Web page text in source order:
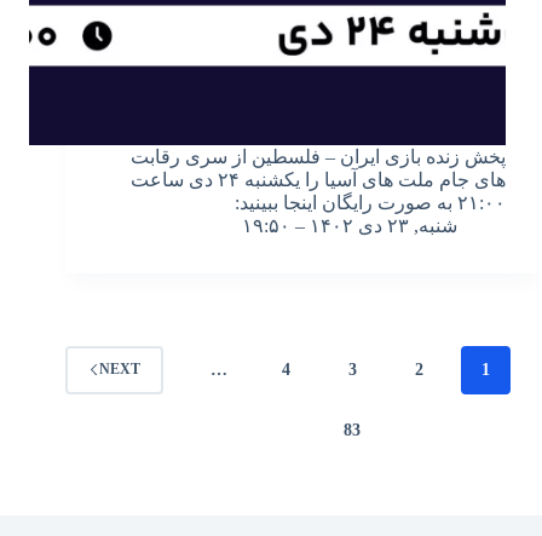
پخش زنده بازی ایران – فلسطین از سری رقابت
های جام ملت های آسیا را یکشنبه ۲۴ دی ساعت
۲۱:۰۰ به صورت رایگان اینجا ببینید:
شنبه, ۲۳ دی ۱۴۰۲ – ۱۹:۵۰
1
2
3
4
…
83
NEXT